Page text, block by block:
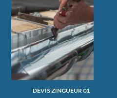
DEVIS ZINGUEUR 01